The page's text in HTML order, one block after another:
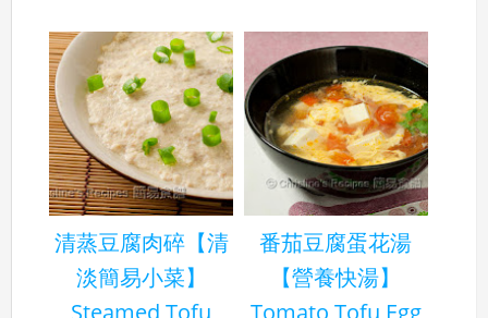
清蒸豆腐肉碎【清
淡簡易小菜】
Steamed Tofu
番茄豆腐蛋花湯
【營養快湯】
Tomato Tofu Egg